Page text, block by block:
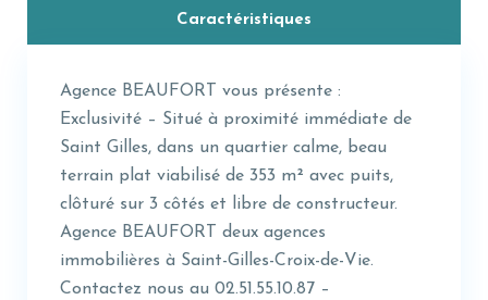
Caractéristiques
Agence BEAUFORT vous présente :
Exclusivité – Situé à proximité immédiate de
Saint Gilles, dans un quartier calme, beau
terrain plat viabilisé de 353 m² avec puits,
clôturé sur 3 côtés et libre de constructeur.
Agence BEAUFORT deux agences
immobilières à Saint-Gilles-Croix-de-Vie.
Contactez nous au 02.51.55.10.87 –